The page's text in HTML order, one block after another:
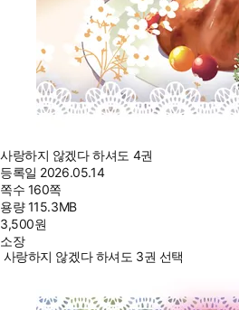
사랑하지 않겠다 하셔도 4권
등록일 2026.05.14
쪽수 160쪽
용량115.3MB
3,500원
소장
사랑하지 않겠다 하셔도 3권 선택